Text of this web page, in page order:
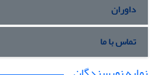
داوران
تماس با ما